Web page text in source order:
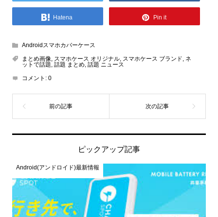
Hatena Pin it
Androidスマホカバーケース
まとめ画像, スマホケース オリジナル, スマホケース ブランド, ネ
ットで話題, 話題 まとめ, 話題 ニュース
コメント: 0
ピックアップ記事
Android(アンドロイド)最新情報